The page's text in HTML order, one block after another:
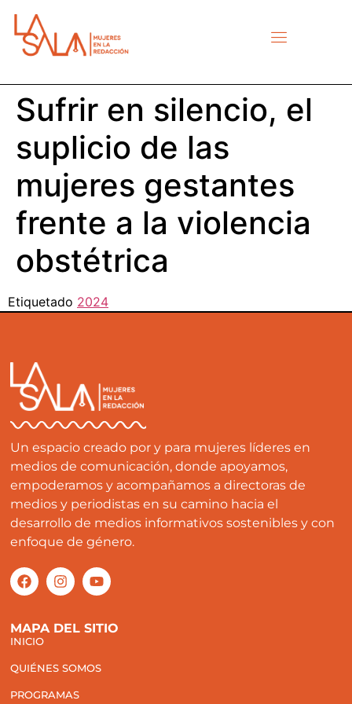
Sufrir en silencio, el
suplicio de las
mujeres gestantes
frente a la violencia
obstétrica
Etiquetado 2024
Un espacio creado por y para mujeres líderes en
medios de comunicación, donde apoyamos,
empoderamos y acompañamos a directoras de
medios y periodistas en su camino hacia el
desarrollo de medios informativos sostenibles y con
enfoque de género.
MAPA DEL SITIO
INICIO
QUIÉNES SOMOS
PROGRAMAS